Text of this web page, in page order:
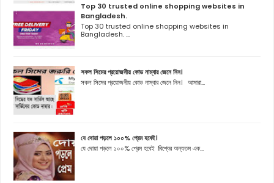
Top 30 trusted online shopping websites in
Bangladesh.
Top 30 trusted online shopping websites in
Bangladesh. ...
সকল সিমের প্রয়োজনীয় কোড নাম্বার জেনে নিন।
সকল সিমের প্রয়োজনীয় কোড নাম্বার জেনে নিন। আমারা...
যে দোয়া পড়লে ১০০% প্রেম হবেই।
যে দোয়া পড়লে ১০০% প্রেম হবেই ।বিশ্বের অন্যতম এক...